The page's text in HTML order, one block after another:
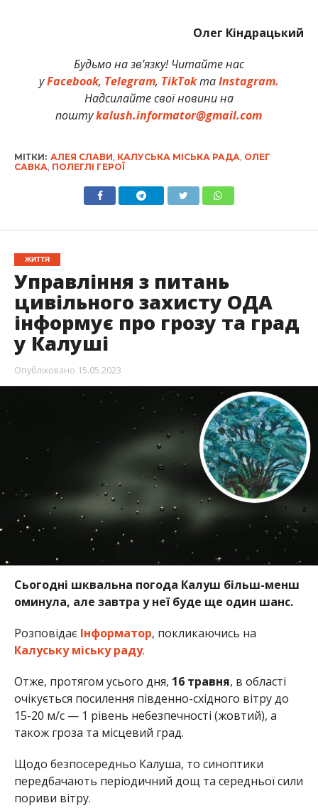
Олег Кіндрацький
Будьмо на зв’язку! Читайте нас
уFacebook, Telegram, TikTokтаInstagram.
Надсилайте свої новини на
поштуkalush.informator@gmail.com
МІТКИ: АЛЕЯ СЛАВИ КАЛУСЬКА МІСЬКА РАДА ОЛЕГ
САВКА ПОЛЕГЛІ ГЕРОЇ
ЖИТТЯ
Управління з питань
цивільного захисту ОДА
інформує про грозу та град
у Калуші
Опубліковано 15.05.2023
Сьогодні шквальна погода Калуш більш-менш
оминула, але завтра у неї буде ще один шанс.
Розповідає Інформатор, покликаючись на
Калуську міську раду.
Отже, протягом усього дня, 16 травня, в області
очікується посилення південно-східного вітру до
15-20 м/с — 1 рівень небезпечності (жовтий), а
також гроза та місцевий град.
Щодо безпосередньо Калуша, то синоптики
передбачають періодичний дощ та середньої сили
пориви вітру.